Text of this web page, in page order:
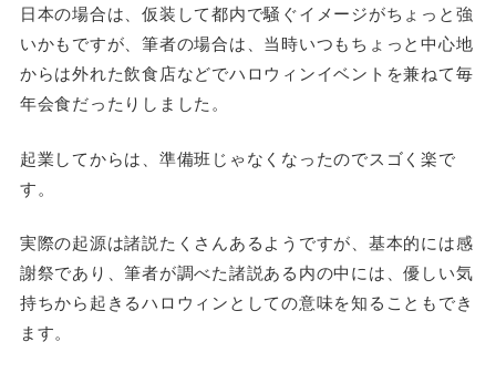
日本の場合は、仮装して都内で騒ぐイメージがちょっと強
いかもですが、筆者の場合は、当時いつもちょっと中心地
からは外れた飲食店などでハロウィンイベントを兼ねて毎
年会食だったりしました。
起業してからは、準備班じゃなくなったのでスゴく楽で
す。
実際の起源は諸説たくさんあるようですが、基本的には感
謝祭であり、筆者が調べた諸説ある内の中には、優しい気
持ちから起きるハロウィンとしての意味を知ることもでき
ます。